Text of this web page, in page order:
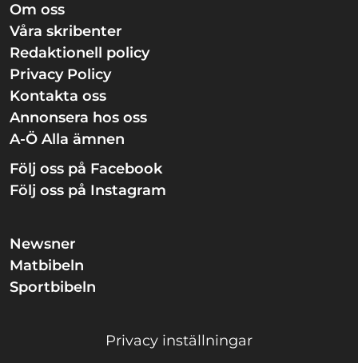
Om oss
Våra skribenter
Redaktionell policy
Privacy Policy
Kontakta oss
Annonsera hos oss
A-Ö Alla ämnen
Följ oss på Facebook
Följ oss på Instagram
Newsner
Matbibeln
Sportbibeln
Privacy inställningar